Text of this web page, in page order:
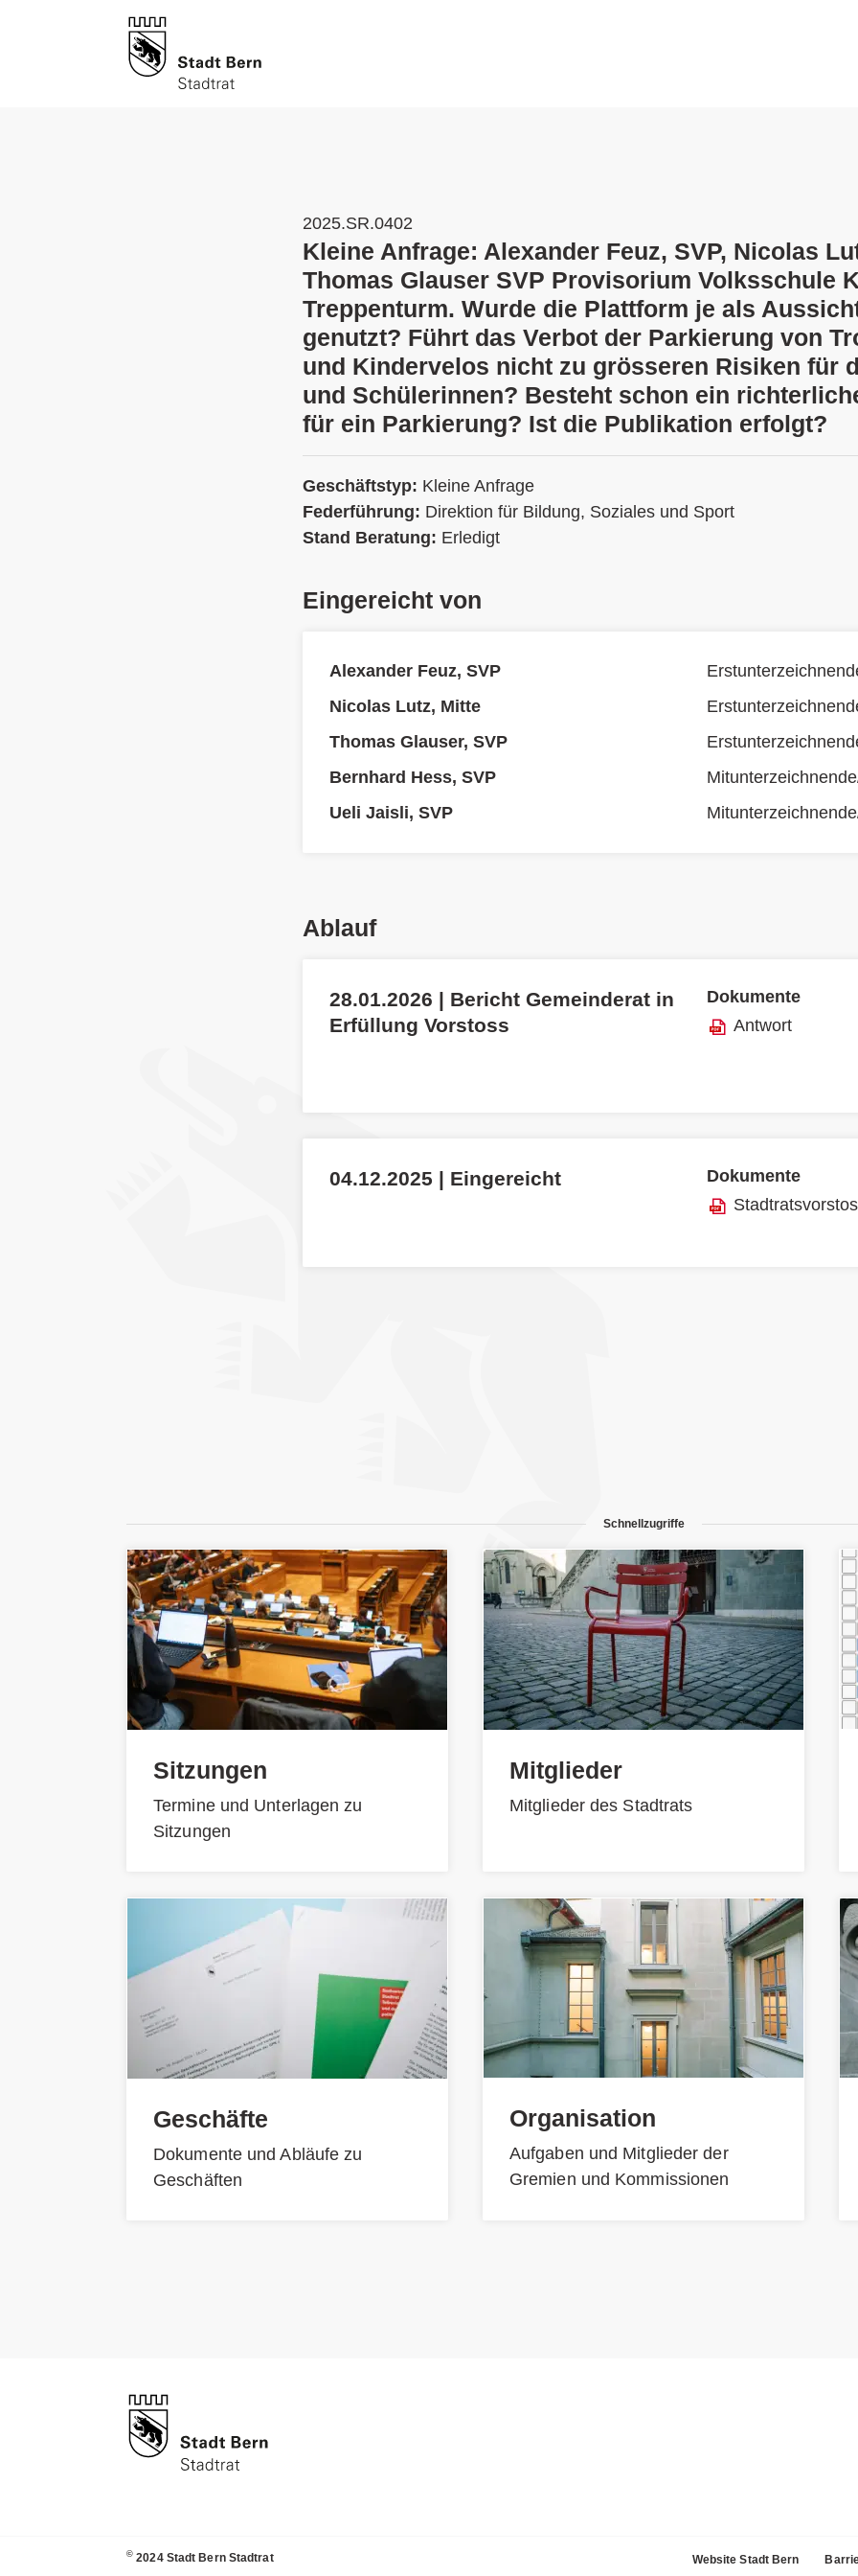
2025.SR.0402
Kleine Anfrage: Alexander Feuz, SVP, Nicolas
Thomas Glauser SVP Provisorium Volksschule
Treppenturm. Wurde die Plattform je als
genutzt? Führt das Verbot der Parkierung von
und Kindervelos nicht zu grösseren Risiken für
und Schülerinnen? Besteht schon ein
für ein Parkierung? Ist die Publikation erfolgt?
Geschäftstyp: Kleine Anfrage
Federführung: Direktion für Bildung, Soziales und Sport
Stand Beratung: Erledigt
Eingereicht von
Alexander Feuz, SVP
Nicolas Lutz, Mitte
Thomas Glauser, SVP
Bernhard Hess, SVP
Ueli Jaisli, SVP
Ablauf
28.01.2026 | Bericht Gemeinderat in
Erfüllung Vorstoss
Dokumente
Antwort
04.12.2025 | Eingereicht
Dokumente
Schnellzugriffe
Sitzungen
Termine und Unterlagen zu
Sitzungen
Geschäfte
Dokumente und Abläufe zu
Geschäften
Mitglieder
Mitglieder des Stadtrats
Organisation
Aufgaben und Mitglieder der
Gremien und Kommissionen
© 2024 Stadt Bern Stadtrat Website Stadt Bern